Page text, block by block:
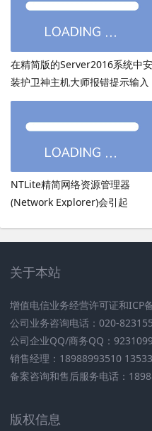
在精简版的Server2016系统中安
装护卫神主机大师报错提示输入
的密码超过了14个字符
NTLite精简网络资源管理器
(Network Explorer)会引起
关于本站
增值电信业务经营许可证和ICP
公司业务咨询电话：020-
公司企业QQ/商务QQ：
销售经理：18988993510
备案咨询和售后服务电话：
版权信息